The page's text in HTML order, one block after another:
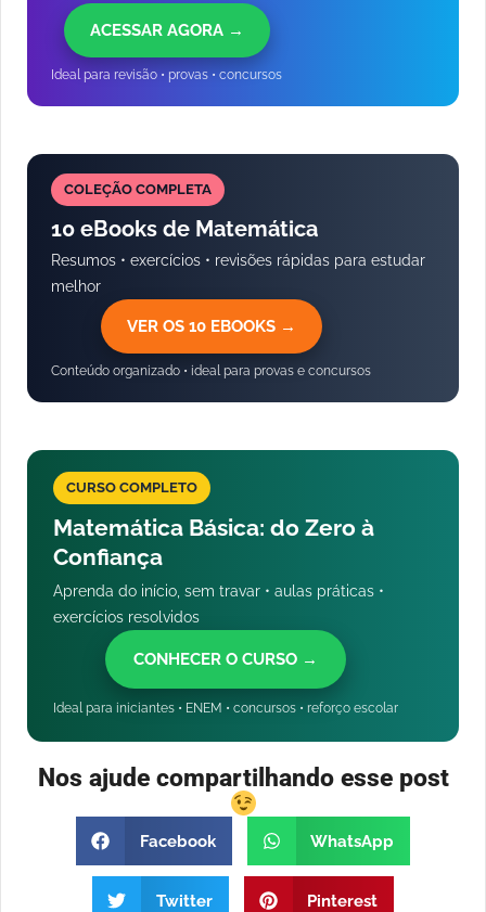
ACESSAR AGORA →
Ideal para revisão • provas • concursos
COLEÇÃO COMPLETA
10 eBooks de Matemática
Resumos • exercícios • revisões rápidas para estudar
melhor
VER OS 10 EBOOKS →
Conteúdo organizado • ideal para provas e concursos
CURSO COMPLETO
Matemática Básica: do Zero à
Confiança
Aprenda do início, sem travar • aulas práticas •
exercícios resolvidos
CONHECER O CURSO →
Ideal para iniciantes • ENEM • concursos • reforço escolar
Nos ajude compartilhando esse post
Facebook WhatsApp
Twitter Pinterest